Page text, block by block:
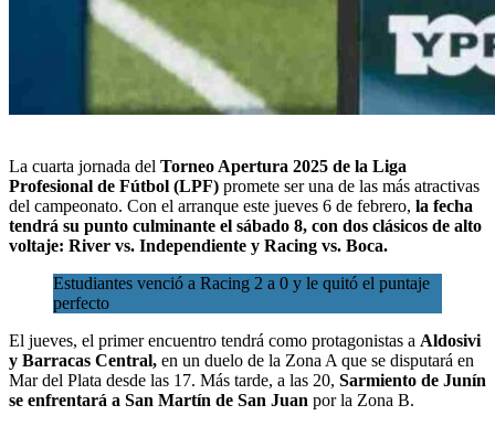
La cuarta jornada del Torneo Apertura 2025 de la Liga
Profesional de Fútbol (LPF) promete ser una de las más atractivas
del campeonato. Con el arranque este jueves 6 de febrero, la fecha
tendrá su punto culminante el sábado 8, con dos clásicos de alto
voltaje: River vs. Independiente y Racing vs. Boca.
Estudiantes venció a Racing 2 a 0 y le quitó el puntaje
perfecto
El jueves, el primer encuentro tendrá como protagonistas a Aldosivi
y Barracas Central, en un duelo de la Zona A que se disputará en
Mar del Plata desde las 17. Más tarde, a las 20, Sarmiento de Junín
se enfrentará a San Martín de San Juan por la Zona B.